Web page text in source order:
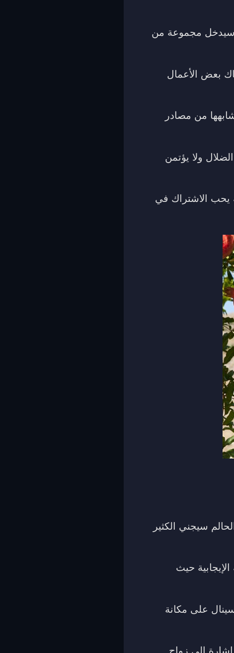
سيدخل مجموعة من
بعض الأعمال
من مصادر
ولا يؤتمن
يحب الاشتراك في
سيجني الكثير
حيث
على مكانة
إلى زواج